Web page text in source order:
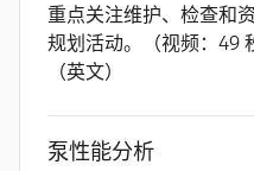
重点关注维护、检查和
规划活动。（视频：49
（英文）
泵性能分析